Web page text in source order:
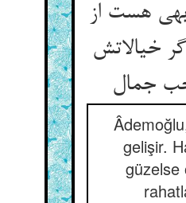
هست از
خیالاتش
جمال‏
gelişir.
güzelse